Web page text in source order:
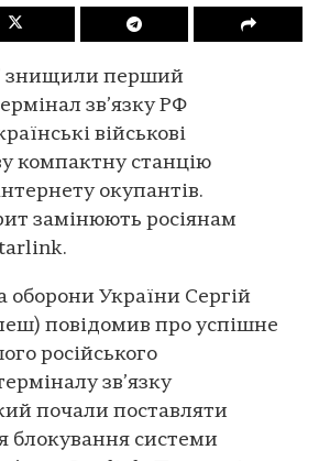
знищили перший
зв’язку РФ
військові
компактну станцію
окупантів.
замінюють росіянам
оборони України Сергій
повідомив про успішне
російського
зв’язку
почали поставляти
блокування системи